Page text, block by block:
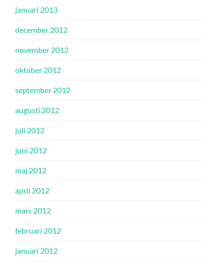
januari 2013
december 2012
november 2012
oktober 2012
september 2012
augusti 2012
juli 2012
juni 2012
maj 2012
april 2012
mars 2012
februari 2012
januari 2012